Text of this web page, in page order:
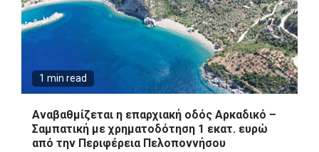
1 min read
Αναβαθμίζεται η επαρχιακή οδός Αρκαδικό –
Σαμπατική με χρηματοδότηση 1 εκατ. ευρώ
από την Περιφέρεια Πελοποννήσου